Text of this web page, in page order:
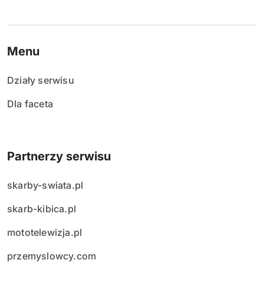
Menu
Działy serwisu
Dla faceta
Partnerzy serwisu
skarby-swiata.pl
skarb-kibica.pl
mototelewizja.pl
przemyslowcy.com